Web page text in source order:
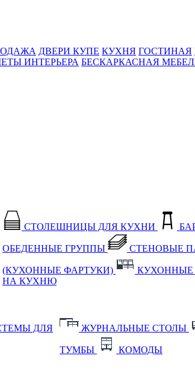
ДВЕРИ КУПЕ КУХНЯ ГОСТИНАЯ
ИНТЕРЬЕРА БЕСКАРКАСНАЯ
СТОЛЕШНИЦЫ ДЛЯ КУХНИ
ОБЕДЕННЫЕ ГРУППЫ СТЕНОВЫЕ
(КУХОННЫЕ ФАРТУКИ) КУХОННЫЕ
НА КУХНЮ
ДЛЯ ЖУРНАЛЬНЫЕ СТОЛЫ
ТУМБЫ КОМОДЫ